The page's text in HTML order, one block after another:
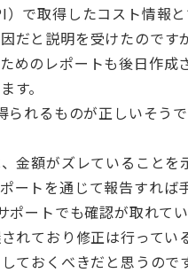
で取得したコスト情報
だと説明を受けたので
めのレポートも後日作
す。
れるものが正しいそう
金額がズレていること
ートを通じて報告すれば
ートでも確認が取れて
れており修正は行って
ておくべきだと思うの